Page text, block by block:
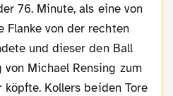
Flanke von der rechten
und dieser den Ball
Michael Rensing zum
Kollers beiden Tore